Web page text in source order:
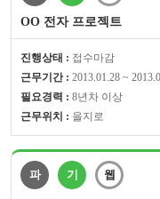
OO 전자 프로젝트
진행상태 : 접수마감
근무기간 : 2013.01.28 ~
필요경력 : 8년차 이상
근무위치 : 을지로
파 기 웹